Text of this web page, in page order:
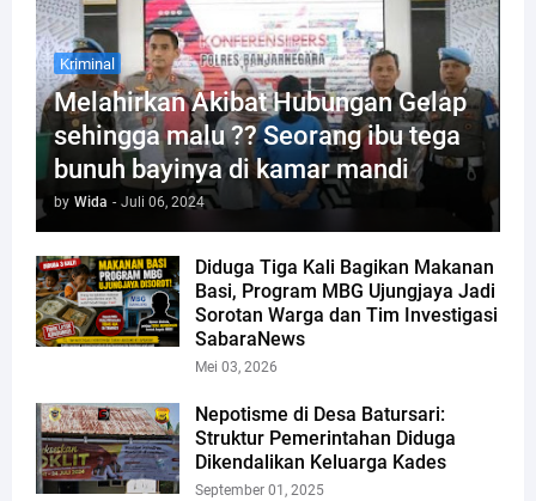
Kriminal
Melahirkan Akibat Hubungan Gelap
sehingga malu ?? Seorang ibu tega
bunuh bayinya di kamar mandi
by Wida - Juli 06, 2024
Diduga Tiga Kali Bagikan Makanan
Basi, Program MBG Ujungjaya Jadi
Sorotan Warga dan Tim Investigasi
SabaraNews
Mei 03, 2026
Nepotisme di Desa Batursari:
Struktur Pemerintahan Diduga
Dikendalikan Keluarga Kades
September 01, 2025